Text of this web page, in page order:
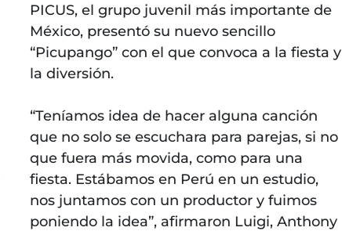
PICUS, el grupo juvenil más importante de
México, presentó su nuevo sencillo
“Picupango” con el que convoca a la fiesta y
la diversión.
“Teníamos idea de hacer alguna canción
que no solo se escuchara para parejas, si no
que fuera más movida, como para una
fiesta. Estábamos en Perú en un estudio,
nos juntamos con un productor y fuimos
poniendo la idea”, afirmaron Luigi, Anthony